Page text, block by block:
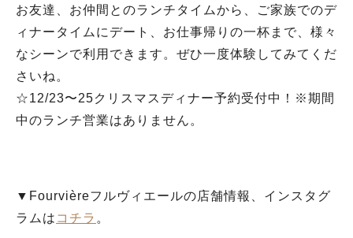
お友達、お仲間とのランチタイムから、ご家族でのデ
ィナータイムにデート、お仕事帰りの一杯まで、様々
なシーンで利用できます。ぜひ一度体験してみてくだ
さいね。
☆12/23〜25クリスマスディナー予約受付中！※期間
中のランチ営業はありません。
▼Fourvièreフルヴィエールの店舗情報、インスタグ
ラムは コチラ 。